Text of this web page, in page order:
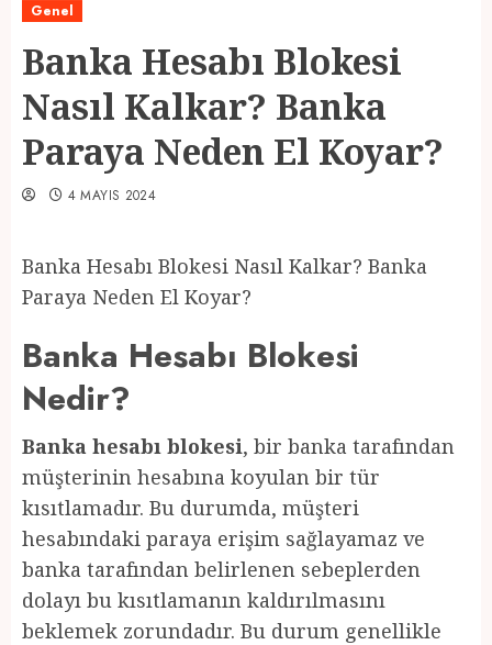
Genel
Banka Hesabı Blokesi
Nasıl Kalkar? Banka
Paraya Neden El Koyar?
4 MAYIS 2024
Banka Hesabı Blokesi Nasıl Kalkar? Banka
Paraya Neden El Koyar?
Banka Hesabı Blokesi
Nedir?
Banka hesabı blokesi, bir banka tarafından
müşterinin hesabına koyulan bir tür
kısıtlamadır. Bu durumda, müşteri
hesabındaki paraya erişim sağlayamaz ve
banka tarafından belirlenen sebeplerden
dolayı bu kısıtlamanın kaldırılmasını
beklemek zorundadır. Bu durum genellikle